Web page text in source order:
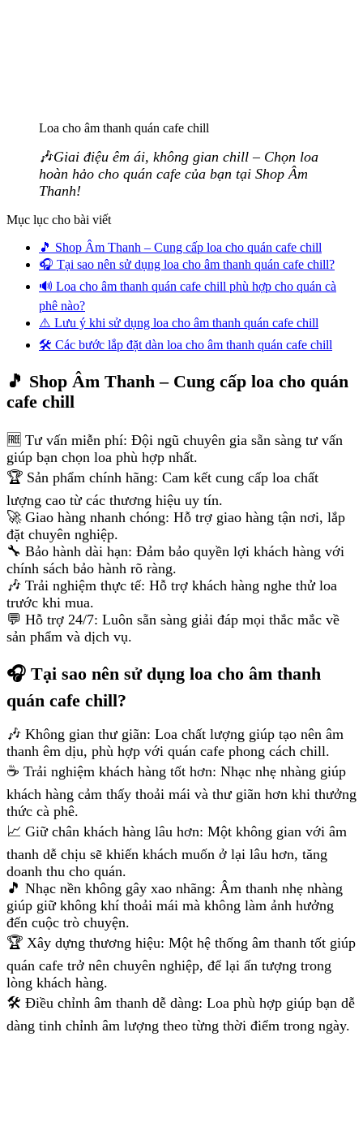
Loa cho âm thanh quán cafe chill
🎶Giai điệu êm ái, không gian chill – Chọn loa
hoàn hảo cho quán cafe của bạn tại Shop Âm
Thanh!
Mục lục cho bài viết
🎵 Shop Âm Thanh – Cung cấp loa cho quán cafe chill
🎧 Tại sao nên sử dụng loa cho âm thanh quán cafe chill?
🔊 Loa cho âm thanh quán cafe chill phù hợp cho quán cà
phê nào?
⚠️ Lưu ý khi sử dụng loa cho âm thanh quán cafe chill
🛠️ Các bước lắp đặt dàn loa cho âm thanh quán cafe chill
🎵 Shop Âm Thanh – Cung cấp loa cho quán
cafe chill
🆓 Tư vấn miễn phí: Đội ngũ chuyên gia sẵn sàng tư vấn
giúp bạn chọn loa phù hợp nhất.
🏆 Sản phẩm chính hãng: Cam kết cung cấp loa chất
lượng cao từ các thương hiệu uy tín.
🚀 Giao hàng nhanh chóng: Hỗ trợ giao hàng tận nơi, lắp
đặt chuyên nghiệp.
🔧 Bảo hành dài hạn: Đảm bảo quyền lợi khách hàng với
chính sách bảo hành rõ ràng.
🎶 Trải nghiệm thực tế: Hỗ trợ khách hàng nghe thử loa
trước khi mua.
💬 Hỗ trợ 24/7: Luôn sẵn sàng giải đáp mọi thắc mắc về
sản phẩm và dịch vụ.
🎧 Tại sao nên sử dụng loa cho âm thanh
quán cafe chill?
🎶 Không gian thư giãn: Loa chất lượng giúp tạo nên âm
thanh êm dịu, phù hợp với quán cafe phong cách chill.
☕ Trải nghiệm khách hàng tốt hơn: Nhạc nhẹ nhàng giúp
khách hàng cảm thấy thoải mái và thư giãn hơn khi thưởng
thức cà phê.
📈 Giữ chân khách hàng lâu hơn: Một không gian với âm
thanh dễ chịu sẽ khiến khách muốn ở lại lâu hơn, tăng
doanh thu cho quán.
🎵 Nhạc nền không gây xao nhãng: Âm thanh nhẹ nhàng
giúp giữ không khí thoải mái mà không làm ảnh hưởng
đến cuộc trò chuyện.
🏆 Xây dựng thương hiệu: Một hệ thống âm thanh tốt giúp
quán cafe trở nên chuyên nghiệp, để lại ấn tượng trong
lòng khách hàng.
🛠️ Điều chỉnh âm thanh dễ dàng: Loa phù hợp giúp bạn dễ
dàng tinh chỉnh âm lượng theo từng thời điểm trong ngày.